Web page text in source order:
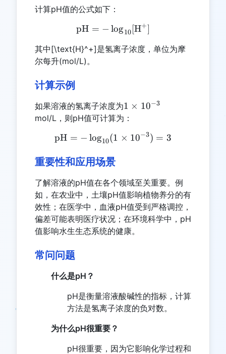
计算pH值的公式如下：
\text{pH} = -
pH = − log10 [H+]
其中[\text{H}^+]是氢离子浓度，单位为摩
尔每升(mol/L)。
计算示例
如果溶液的氢离子浓度为1
\times
1 × 10−3
mol/L，则pH值可计算为：
\text{pH} = -\log_{10}(1
pH = − log10(1 × 10−3) = 3
重要性和应用场景
了解溶液的pH值在各个领域至关重要。例
如，在农业中，土壤pH值影响植物养分的有
效性；在医学中，血液pH值受到严格调控，
偏差可能表明医疗状况；在环境科学中，pH
值影响水生生态系统的健康。
常问问题
什么是pH？
pH是衡量溶液酸碱性的指标，计算
方法是氢离子浓度的负对数。
为什么pH很重要？
pH很重要，因为它影响化学过程和